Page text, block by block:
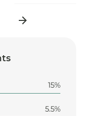
15%
5.5%